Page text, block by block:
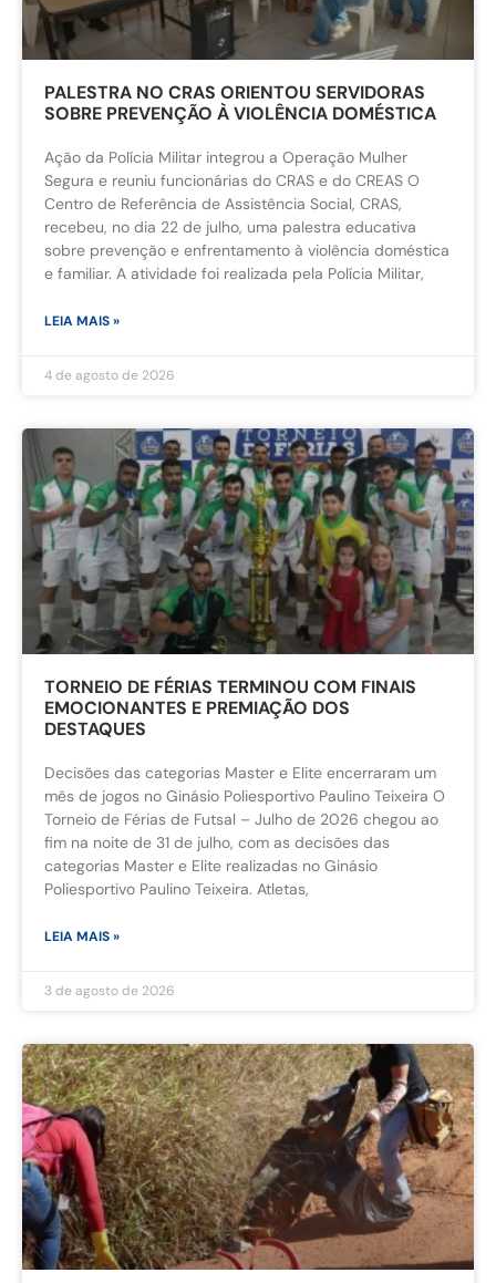
PALESTRA NO CRAS ORIENTOU SERVIDORAS
SOBRE PREVENÇÃO À VIOLÊNCIA DOMÉSTICA
Ação da Polícia Militar integrou a Operação Mulher
Segura e reuniu funcionárias do CRAS e do CREAS O
Centro de Referência de Assistência Social, CRAS,
recebeu, no dia 22 de julho, uma palestra educativa
sobre prevenção e enfrentamento à violência doméstica
e familiar. A atividade foi realizada pela Polícia Militar,
LEIA MAIS »
4 de agosto de 2026
TORNEIO DE FÉRIAS TERMINOU COM FINAIS
EMOCIONANTES E PREMIAÇÃO DOS
DESTAQUES
Decisões das categorias Master e Elite encerraram um
mês de jogos no Ginásio Poliesportivo Paulino Teixeira O
Torneio de Férias de Futsal – Julho de 2026 chegou ao
fim na noite de 31 de julho, com as decisões das
categorias Master e Elite realizadas no Ginásio
Poliesportivo Paulino Teixeira. Atletas,
LEIA MAIS »
3 de agosto de 2026